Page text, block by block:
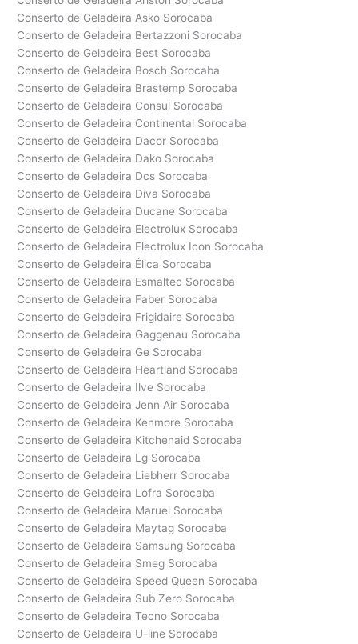
Conserto de Geladeira Asko Sorocaba
Conserto de Geladeira Bertazzoni Sorocaba
Conserto de Geladeira Best Sorocaba
Conserto de Geladeira Bosch Sorocaba
Conserto de Geladeira Brastemp Sorocaba
Conserto de Geladeira Consul Sorocaba
Conserto de Geladeira Continental Sorocaba
Conserto de Geladeira Dacor Sorocaba
Conserto de Geladeira Dako Sorocaba
Conserto de Geladeira Dcs Sorocaba
Conserto de Geladeira Diva Sorocaba
Conserto de Geladeira Ducane Sorocaba
Conserto de Geladeira Electrolux Sorocaba
Conserto de Geladeira Electrolux Icon Sorocaba
Conserto de Geladeira Élica Sorocaba
Conserto de Geladeira Esmaltec Sorocaba
Conserto de Geladeira Faber Sorocaba
Conserto de Geladeira Frigidaire Sorocaba
Conserto de Geladeira Gaggenau Sorocaba
Conserto de Geladeira Ge Sorocaba
Conserto de Geladeira Heartland Sorocaba
Conserto de Geladeira Ilve Sorocaba
Conserto de Geladeira Jenn Air Sorocaba
Conserto de Geladeira Kenmore Sorocaba
Conserto de Geladeira Kitchenaid Sorocaba
Conserto de Geladeira Lg Sorocaba
Conserto de Geladeira Liebherr Sorocaba
Conserto de Geladeira Lofra Sorocaba
Conserto de Geladeira Maruel Sorocaba
Conserto de Geladeira Maytag Sorocaba
Conserto de Geladeira Samsung Sorocaba
Conserto de Geladeira Smeg Sorocaba
Conserto de Geladeira Speed Queen Sorocaba
Conserto de Geladeira Sub Zero Sorocaba
Conserto de Geladeira Tecno Sorocaba
Conserto de Geladeira U-line Sorocaba